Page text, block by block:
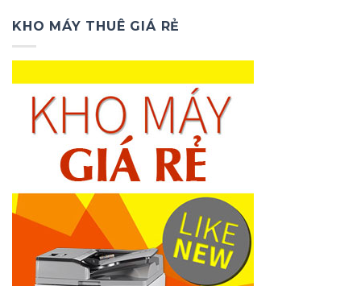
là:
1.500.000₫.
KHO MÁY THUÊ GIÁ RẺ